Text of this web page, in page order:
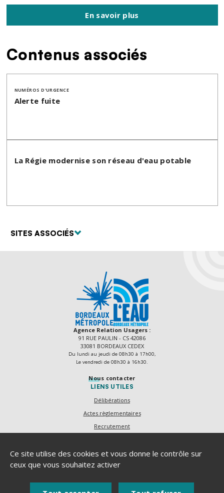
En savoir plus
Contenus associés
Alerte fuite
NUMÉROS D'URGENCE
La Régie modernise son réseau d'eau potable
SITES ASSOCIÉS
Agence Relation Usagers :
91 RUE PAULIN - CS 42086
33081 BORDEAUX CEDEX
Du lundi au jeudi de 08h30 à 17h00,
Le vendredi de 08h30 à 16h30.
Nous contacter
LIENS UTILES
Délibérations
Actes règlementaires
Recrutement
Plan du site
Mentions légales
Politique de protection des données
Ce site utilise des cookies et vous donne le contrôle sur
ceux que vous souhaitez activer